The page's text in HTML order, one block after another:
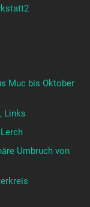
Muc bis Oktober
Links
Umbruch von